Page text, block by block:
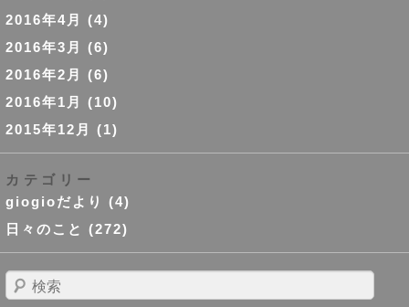
2016年4月
(4)
2016年3月
(6)
2016年2月
(6)
2016年1月
(10)
2015年12月
(1)
カテゴリー
giogioだより
(4)
日々のこと (272)
検
索